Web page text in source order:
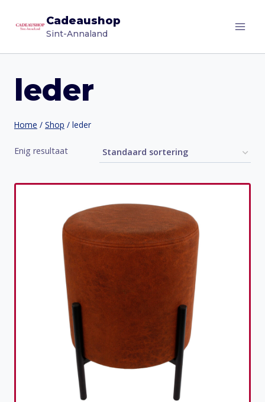
naar
Cadeaushop
Sint-Annaland
leder
Home / Shop / leder
Enig resultaat